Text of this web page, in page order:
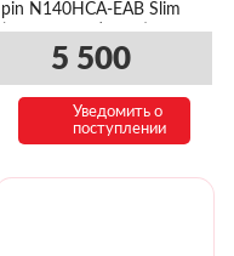
pin N140HCA-EAB Slim
(уши сверху/снизу)
5 500
Уведомить о
поступлении